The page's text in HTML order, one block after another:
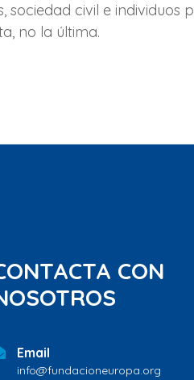
civil e individuos
no la última.
CON
Email
info@fundacioneuropa.org